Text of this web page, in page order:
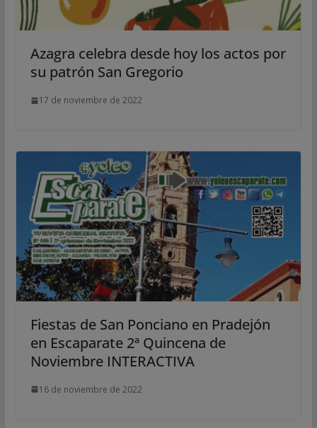
Azagra celebra desde hoy los actos por
su patrón San Gregorio
17 de noviembre de 2022
Fiestas de San Ponciano en Pradejón
en Escaparate 2ª Quincena de
Noviembre INTERACTIVA
16 de noviembre de 2022